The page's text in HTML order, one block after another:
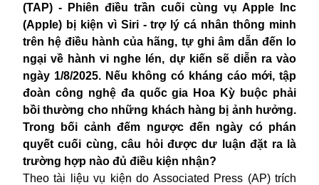
(TAP) - Phiên điều trần cuối cùng vụ Apple Inc
(Apple) bị kiện vì Siri - trợ lý cá nhân thông minh
trên hệ điều hành của hãng, tự ghi âm dẫn đến lo
ngại về hành vi nghe lén, dự kiến sẽ diễn ra vào
ngày 1/8/2025. Nếu không có kháng cáo mới, tập
đoàn công nghệ đa quốc gia Hoa Kỳ buộc phải
bồi thường cho những khách hàng bị ảnh hưởng.
Trong bối cảnh đếm ngược đến ngày có phán
quyết cuối cùng, câu hỏi được dư luận đặt ra là
trường hợp nào đủ điều kiện nhận?
Theo tài liệu vụ kiện do Associated Press (AP) trích